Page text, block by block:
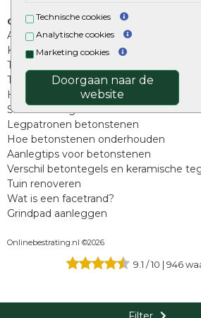
Technische cookies
Analytische cookies
Marketing cookies
Doorgaan naar de
website
Overig
Aanbiedingen
Kunstgras
Tuintegels outlet
Terrastegels leggen
Hoe richt ik een landelijke tuin in?
Sierbestrating schoonmaken
Legpatronen betonstenen
Hoe betonstenen onderhouden
Aanlegtips voor betonstenen
Verschil betontegels en keramische
Tuin renoveren
Wat is een facetrand?
Grindpad aanleggen
Onlinebestrating.nl ©2026
9.1 / 10 | 946